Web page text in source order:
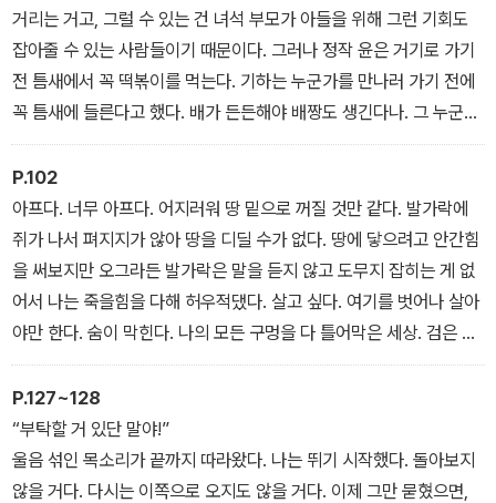
그건 내 양심의 덫이었다. 나라는 애한테 양심이라는 게 있다면 말이
다. 그런데 그걸 저런 식으로 꺼내다니.
거리는 거고, 그럴 수 있는 건 녀석 부모가 아들을 위해 그런 기회도
잡아줄 수 있는 사람들이기 때문이다. 그러나 정작 윤은 거기로 가기
전 틈새에서 꼭 떡볶이를 먹는다. 기하는 누군가를 만나러 가기 전에
꼭 틈새에 들른다고 했다. 배가 든든해야 배짱도 생긴다나. 그 누군가
가 누군지는 늘 비밀이고 그게 아르바이트와 관계가 있다는데 나는
한 번도 물어본 적이 없다. 뭐든 훔치는 자식이랑 뭘 공유해봐야 좋을
리 없을 테니까. 도진은 미국 고등학교 과정을 가르치는 학원을 끝내
고 검정고시 학원에 가기 전에 틈새에 들렀다. 검정고시 학원은 알겠
는데 미국 고등학교 공부를 도대체 어디서 누가 가르치는지는 모르겠
다. 그런 게 진짜 있는지 뻥인지도 알 수 없다. 녀석 하는 걸 봐서는.
아무튼 도진은 다시 미국으로 가서 아이비리그에 들어가는 게 목표인
애다. 우리가 거기에 모일 수 있는 공통점이란 시간뿐이었다. 6시에
서 7시 사이. 그렇게 우리는 틈새의 애들이 된 것이다.
P.102
아프다. 너무 아프다. 어지러워 땅 밑으로 꺼질 것만 같다. 발가락에
쥐가 나서 펴지지가 않아 땅을 디딜 수가 없다. 땅에 닿으려고 안간힘
을 써보지만 오그라든 발가락은 말을 듣지 않고 도무지 잡히는 게 없
어서 나는 죽을힘을 다해 허우적댔다. 살고 싶다. 여기를 벗어나 살아
야만 한다. 숨이 막힌다. 나의 모든 구멍을 다 틀어막은 세상. 검은 물
속이다.
P.127~128
“부탁할 거 있단 말야!”
울음 섞인 목소리가 끝까지 따라왔다. 나는 뛰기 시작했다. 돌아보지
않을 거다. 다시는 이쪽으로 오지도 않을 거다. 이제 그만 묻혔으면,